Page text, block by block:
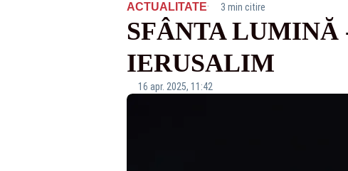
ACTUALITATE· 3 min citire
SFÂNTA LUMINĂ
IERUSALIM
16 apr. 2025, 11:42